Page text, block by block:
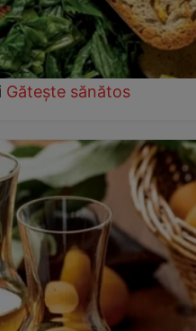
Gătește sănătos